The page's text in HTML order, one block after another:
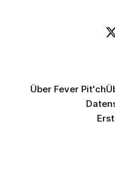
Über Fever Pit'ch